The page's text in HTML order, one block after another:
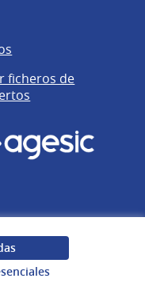
ficheros de